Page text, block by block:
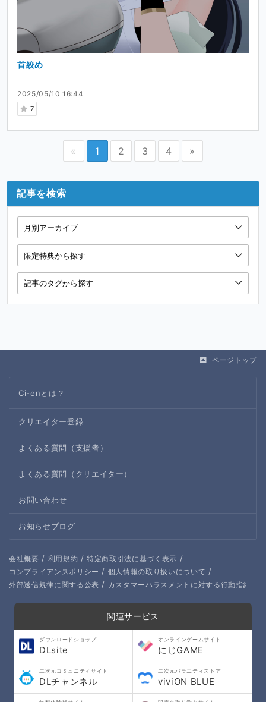
2025/05/10 16:44
7
首絞め
« 1 2 3 4 »
記事を検索
ページトップ
Ci-enとは？
クリエイター登録
よくある質問（支援者）
よくある質問（クリエイター）
お問い合わせ
お知らせブログ
会社概要 / 利用規約 / 特定商取引法に基づく表示 /
コンプライアンスポリシー / 個人情報の取り扱いについて /
外部送信規律に関する公表 / カスタマーハラスメントに対する行動指針
関連サービス
ダウンロードショップ
DLsite
オンラインゲームサイト
にじGAME
二次元コミュニティサイト
DLチャンネル
二次元バラエティストア
viviON BLUE